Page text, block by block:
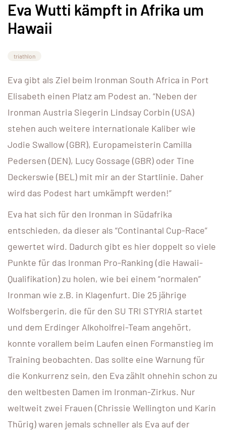
Eva Wutti kämpft in Afrika um
Hawaii
triathlon
Eva gibt als Ziel beim Ironman South Africa in Port
Elisabeth einen Platz am Podest an. “Neben der
Ironman Austria Siegerin Lindsay Corbin (USA)
stehen auch weitere internationale Kaliber wie
Jodie Swallow (GBR), Europameisterin Camilla
Pedersen (DEN), Lucy Gossage (GBR) oder Tine
Deckerswie (BEL) mit mir an der Startlinie. Daher
wird das Podest hart umkämpft werden!”
Eva hat sich für den Ironman in Südafrika
entschieden, da dieser als “Continantal Cup-Race”
gewertet wird. Dadurch gibt es hier doppelt so viele
Punkte für das Ironman Pro-Ranking (die Hawaii-
Qualifikation) zu holen, wie bei einem “normalen”
Ironman wie z.B. in Klagenfurt. Die 25 jährige
Wolfsbergerin, die für den SU TRI STYRIA startet
und dem Erdinger Alkoholfrei-Team angehört,
konnte vorallem beim Laufen einen Formanstieg im
Training beobachten. Das sollte eine Warnung für
die Konkurrenz sein, den Eva zählt ohnehin schon zu
den weltbesten Damen im Ironman-Zirkus. Nur
weltweit zwei Frauen (Chrissie Wellington und Karin
Thürig) waren jemals schneller als Eva auf der